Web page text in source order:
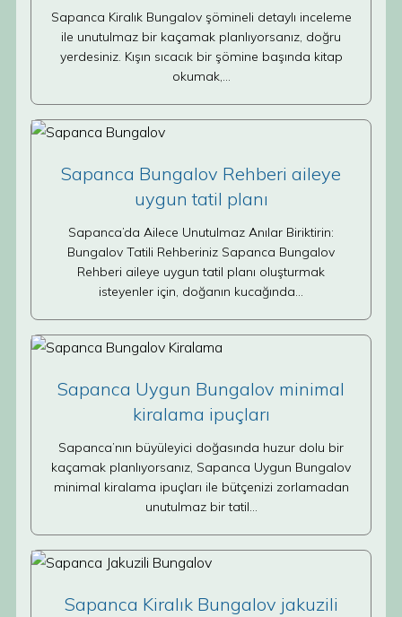
Sapanca Kiralık Bungalov şömineli detaylı inceleme
ile unutulmaz bir kaçamak planlıyorsanız, doğru
yerdesiniz. Kışın sıcacık bir şömine başında kitap
okumak,…
Sapanca Bungalov Rehberi aileye
uygun tatil planı
Sapanca’da Ailece Unutulmaz Anılar Biriktirin:
Bungalov Tatili Rehberiniz Sapanca Bungalov
Rehberi aileye uygun tatil planı oluşturmak
isteyenler için, doğanın kucağında…
Sapanca Uygun Bungalov minimal
kiralama ipuçları
Sapanca’nın büyüleyici doğasında huzur dolu bir
kaçamak planlıyorsanız, Sapanca Uygun Bungalov
minimal kiralama ipuçları ile bütçenizi zorlamadan
unutulmaz bir tatil…
Sapanca Kiralık Bungalov jakuzili